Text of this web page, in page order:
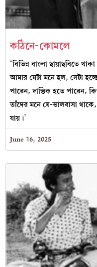
কঠিনে-কোমলে
‘বিভিন্ন বাংলা ছায়াছবিতে
আমার যেটা মনে হল, সেটা
পারেন, দাম্ভিক হতে পারেন,
তাঁদের মনে যে-ভালবাসা
যায়।’
June 16, 2025